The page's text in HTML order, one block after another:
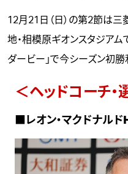
12月21日（日）の第2節は
地・相模原ギオンスタジアム
ダービー」で今シーズン初勝
＜ヘッドコーチ・
■レオン・マクドナルド